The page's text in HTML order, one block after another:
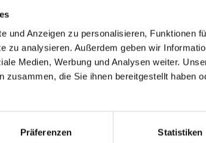
und Anzeigen zu personalisieren, Funktionen
zu analysieren. Außerdem geben wir
Medien, Werbung und Analysen weiter.
zusammen, die Sie ihnen bereitgestellt haben
Präferenzen Statistiken